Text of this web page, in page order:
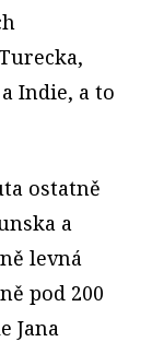
Indie, a to
ostatně
a
levná
pod 200
Jana